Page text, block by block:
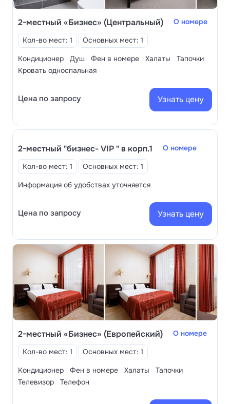
программы, лечение назначает педиатр. Есть
игровые комнаты для детей. Каждый день
классы, спортивные игры, конкурсы.
с животными, уточнить правила размещения
2-местный «Бизнес» (Центральный)
О номере
Кол-во мест: 1
Основных мест: 1
Кондиционер
Душ Фен в номере Халаты
Тапочки
Кровать односпальная
Цена по запросу Узнать цену
2-местный "бизнес- VIP " в корп.1
О номере
Кол-во мест: 1
Основных мест: 1
Информация об удобствах уточняется
Цена по запросу Узнать цену
2-местный «Бизнес» (Европейский)
О номере
Кол-во мест: 1
Основных мест: 1
Кондиционер
Фен в номере Халаты
Тапочки
Телевизор
Телефон